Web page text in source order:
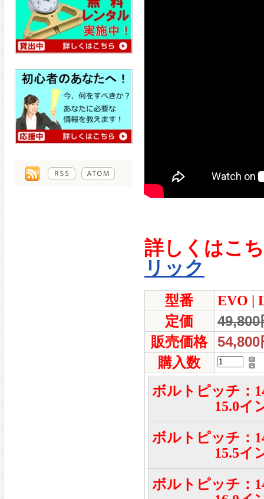
詳しくはこ
リック
型番
EVO |
定価
49,800
販売価格 54,800
購入数
ボルトピッチ：
15.0イ
ボルトピッチ：
15.5イ
ボルトピッチ：